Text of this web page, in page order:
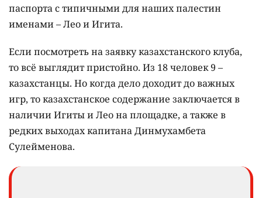
паспорта с типичными для наших палестин
именами – Лео и Игита.
Если посмотреть на заявку казахстанского клуба,
то всё выглядит пристойно. Из 18 человек 9 –
казахстанцы. Но когда дело доходит до важных
игр, то казахстанское содержание заключается в
наличии Игиты и Лео на площадке, а также в
редких выходах капитана Динмухамбета
Сулейменова.